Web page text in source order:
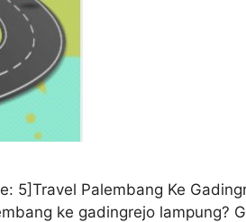
5]Travel Palembang Ke
ke gadingrejo lampung?